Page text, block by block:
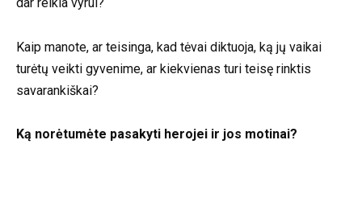
dar reikia vyrui?
Kaip manote, ar teisinga, kad tėvai diktuoja, ką jų vaikai
turėtų veikti gyvenime, ar kiekvienas turi teisę rinktis
savarankiškai?
Ką norėtumėte pasakyti herojei ir jos motinai?